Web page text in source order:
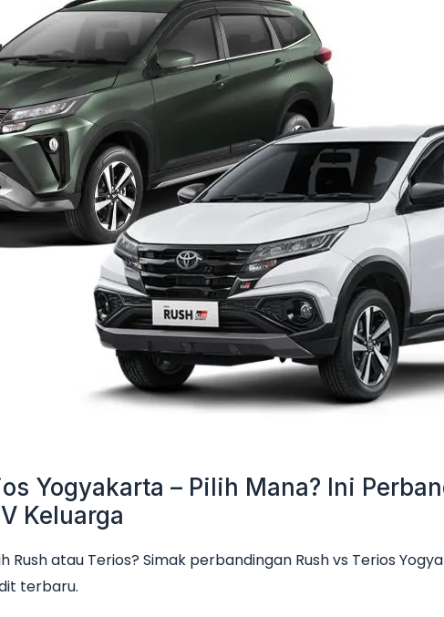
Yogyakarta – Pilih Mana? Ini
Keluarga
Rush atau Terios? Simak perbandingan Rush vs Terios
terbaru.